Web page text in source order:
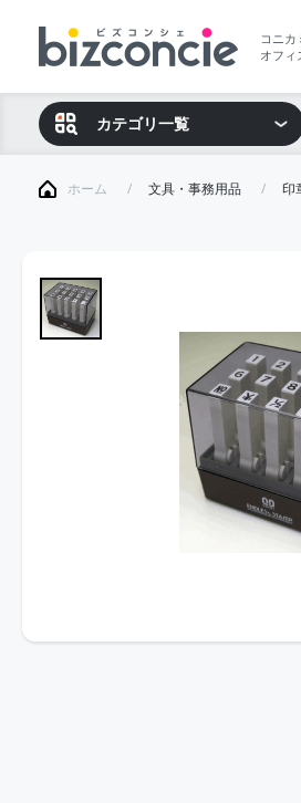
コニカ
オフィ
カテゴリ一覧
ホーム 文具・事務用品 印